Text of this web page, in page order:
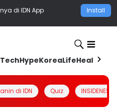
di IDN App Install
TechHypeKoreaLifeHealth
di IDN Quiz INSIDENESIA